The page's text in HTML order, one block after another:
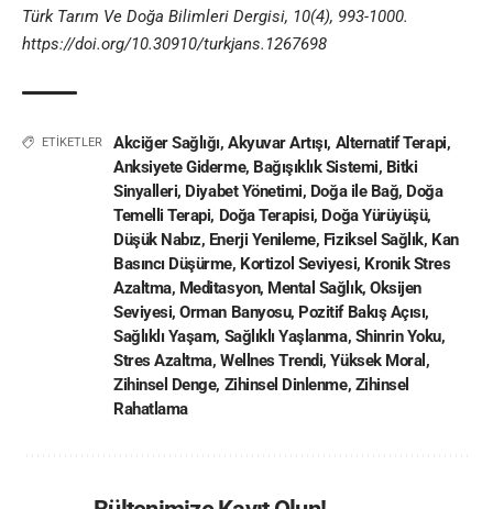
Türk Tarım Ve Doğa Bilimleri Dergisi, 10(4), 993-1000.
https://doi.org/10.30910/turkjans.1267698
ETİKETLER Akciğer Sağlığı,Akyuvar Artışı, Alternatif Terapi,
Anksiyete Giderme, Bağışıklık Sistemi, Bitki
Sinyalleri, Diyabet Yönetimi, Doğa ile Bağ, Doğa
Temelli Terapi, Doğa Terapisi, Doğa Yürüyüşü,
Düşük Nabız, Enerji Yenileme, Fiziksel Sağlık, Kan
Basıncı Düşürme, Kortizol Seviyesi, Kronik Stres
Azaltma, Meditasyon, Mental Sağlık,Oksijen
Seviyesi,Orman Banyosu, Pozitif Bakış Açısı,
Sağlıklı Yaşam, Sağlıklı Yaşlanma, Shinrin Yoku,
Stres Azaltma, Wellnes Trendi,Yüksek Moral ,
Zihinsel Denge, Zihinsel Dinlenme, Zihinsel
Rahatlama